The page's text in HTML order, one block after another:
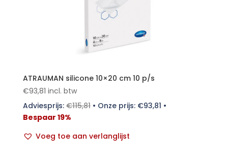
ATRAUMAN silicone 10×20 cm 10 p/s
€93,81 incl. btw
Adviesprijs:€115,81• Onze prijs: €93,81 •
Bespaar 19%
Voeg toe aan verlanglijst